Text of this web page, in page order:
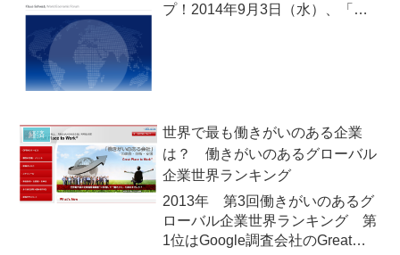
プ！2014年9月3日（水）、「ダ
経済
世界で最も働きがいのある企業
は？ 働きがいのあるグローバル
企業世界ランキング
2013年 第3回働きがいのあるグ
ローバル企業世界ランキング 第
1位はGoogle調査会社のGreat